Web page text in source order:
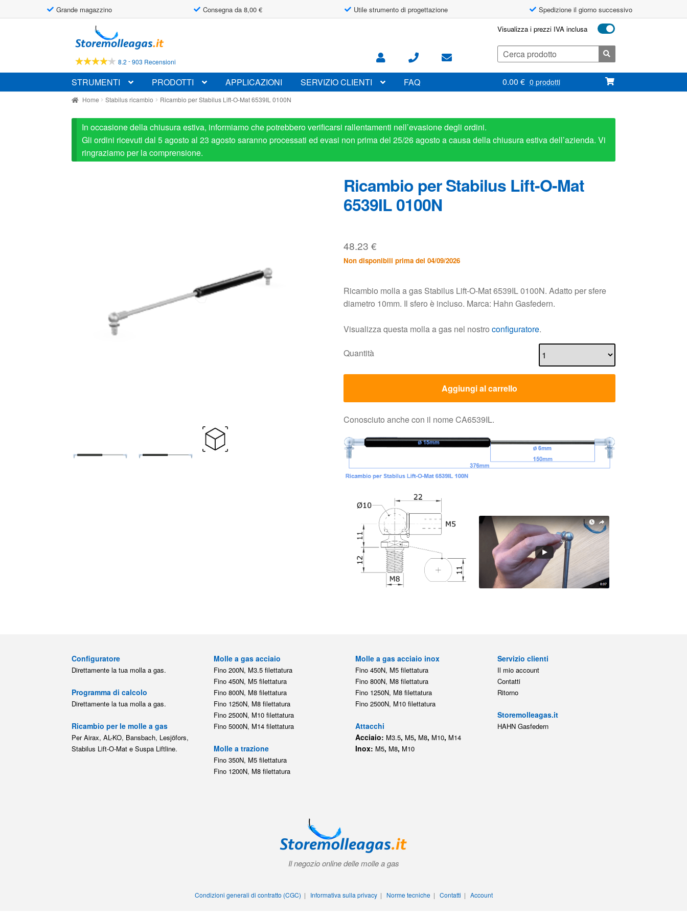
Grande magazzino Consegna da 8,00 € Utile strumento di progettazione Spedizione il giorno successivo
alla
navigazione
al
contenuto
8.2 -903 Recensioni
Visualizza i prezzi IVA inclusa
Cerca:
STRUMENTI PRODOTTI APPLICAZIONI SERVIZIO CLIENTI FAQ 0.00 € 0 prodotti
Home Stabilus ricambio Ricambio per Stabilus Lift-O-Mat 6539IL 0100N
In occasione della chiusura estiva, informiamo che potrebbero verificarsi rallentamenti nell’evasione degli ordini.
Gli ordini ricevuti dal 5 agosto al 23 agosto saranno processati ed evasi non prima del 25/26 agosto a causa della chiusura estiva dell’azienda. Vi
ringraziamo per la comprensione.
Ricambio per Stabilus Lift-O-Mat
6539IL 0100N
48.23 €
Non disponibili prima del 04/09/2026
Ricambio molla a gas Stabilus Lift-O-Mat 6539IL 0100N. Adatto per sfere
diametro 10mm. Il sfero è incluso. Marca: Hahn Gasfedern.
Visualizza questa molla a gas nel nostro configuratore.
Quantità
Aggiungi al carrello
Conosciuto anche con il nome CA6539IL.
Configuratore
Direttamente la tua molla a gas.
Programma di calcolo
Direttamente la tua molla a gas.
Ricambio per le molle a gas
Per Airax, AL-KO, Bansbach, Lesjöfors,
Stabilus Lift-O-Mat e Suspa Liftline.
Molle a gas acciaio
Fino 200N, M3.5 filettatura
Fino 450N, M5 filettatura
Fino 800N, M8 filettatura
Fino 1250N, M8 filettatura
Fino 2500N, M10 filettatura
Fino 5000N, M14 filettatura
Molle a trazione
Fino 350N, M5 filettatura
Fino 1200N, M8 filettatura
Molle a gas acciaio inox
Fino 450N, M5 filettatura
Fino 800N, M8 filettatura
Fino 1250N, M8 filettatura
Fino 2500N, M10 filettatura
Attacchi
Acciaio: M3.5, M5, M8, M10, M14
Inox: M5, M8, M10
Servizio clienti
Il mio account
Contatti
Ritorno
Storemolleagas.it
HAHN Gasfedern
Il negozio online delle molle a gas
Condizioni generali di contratto (CGC) | Informativa sulla privacy| Norme tecniche| Contatti | Account